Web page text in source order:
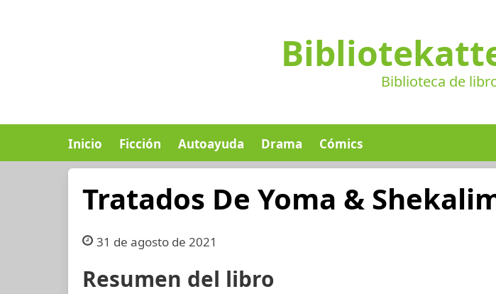
Biblioteca de
Inicio Ficción Autoayuda Drama Cómics
Tratados De Yoma &
31 de agosto de 2021
Resumen del libro